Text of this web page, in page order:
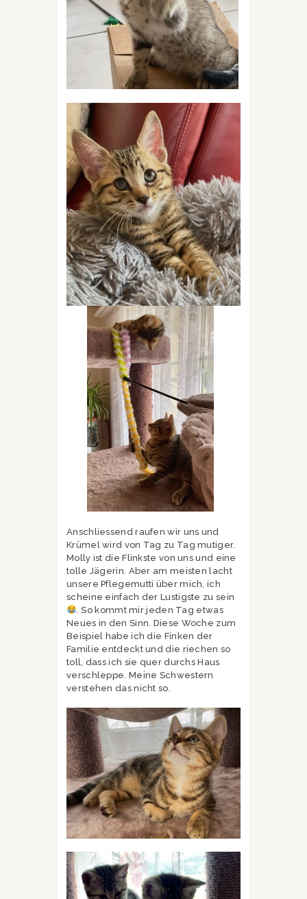
Anschliessend raufen wir uns und
Krümel wird von Tag zu Tag mutiger.
Molly ist die Flinkste von uns und eine
tolle Jägerin. Aber am meisten lacht
unsere Pflegemutti über mich, ich
scheine einfach der Lustigste zu sein
. So kommt mir jeden Tag etwas
Neues in den Sinn. Diese Woche zum
Beispiel habe ich die Finken der
Familie entdeckt und die riechen so
toll, dass ich sie quer durchs Haus
verschleppe. Meine Schwestern
verstehen das nicht so.